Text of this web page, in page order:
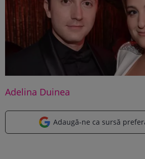
Adelina Duinea
Adaugă-ne ca sursă